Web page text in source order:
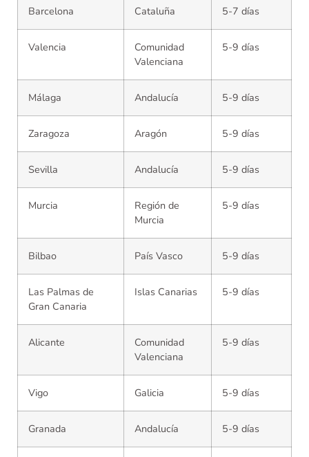
Barcelona Cataluña 5-7 días
Valencia
Comunidad
Valenciana
5-9 días
Málaga Andalucía 5-9 días
Zaragoza Aragón 5-9 días
Sevilla Andalucía 5-9 días
Murcia
Región de
Murcia
5-9 días
Bilbao País Vasco 5-9 días
Las Palmas de
Gran Canaria
Islas Canarias 5-9 días
Alicante
Comunidad
Valenciana
5-9 días
Vigo Galicia 5-9 días
Granada Andalucía 5-9 días